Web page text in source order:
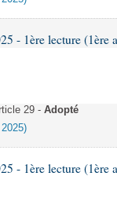
- 1ère lecture (1ère
29 - Adopté
- 1ère lecture (1ère